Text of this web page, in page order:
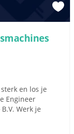
en los je
Engineer
Werk je